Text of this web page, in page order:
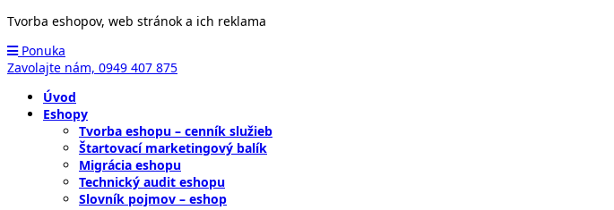
Tvorba eshopov, web stránok a ich reklama
Ponuka
Zavolajte nám, 0949 407 875
Úvod
Eshopy
Tvorba eshopu – cenník služieb
Štartovací marketingový balík
Migrácia eshopu
Technický audit eshopu
Slovník pojmov – eshop